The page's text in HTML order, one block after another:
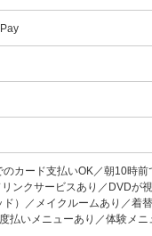
カード支払いOK／朝10時前
ンクサービスあり／DVDが
）／メイクルームあり／着替
払いメニューあり／体験メニ